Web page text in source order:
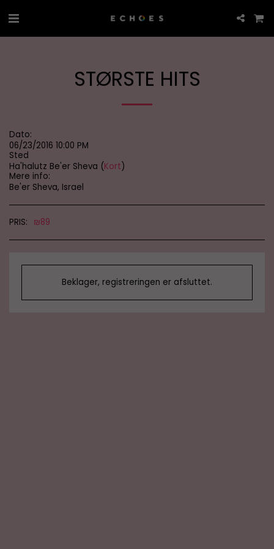
STØRSTE HITS
Dato:
06/23/2016 10:00 PM
Sted
Ha'halutz Be'er Sheva (Kort)
Mere info:
Be'er Sheva, Israel
PRIS: ₪89
Beklager, registreringen er afsluttet.